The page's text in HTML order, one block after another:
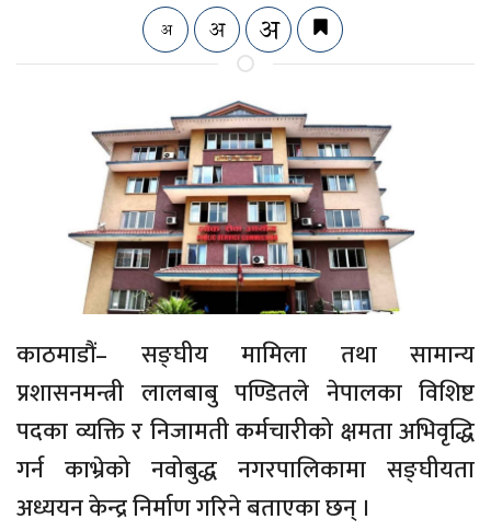
काठमाडौं– सङ्घीय मामिला तथा सामान्य
प्रशासनमन्त्री लालबाबु पण्डितले नेपालका विशिष्ट
पदका व्यक्ति र निजामती कर्मचारीको क्षमता अभिवृद्धि
गर्न काभ्रेको नवोबुद्ध नगरपालिकामा सङ्घीयता
अध्ययन केन्द्र निर्माण गरिने बताएका छन् ।